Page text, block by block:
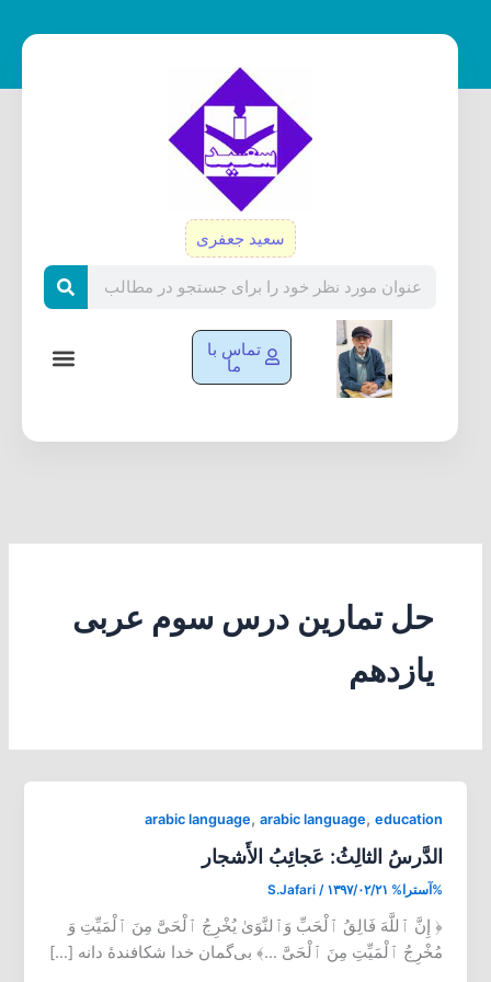
سعید جعفری
تماس با
ما
حل تمارین درس سوم عربی
یازدهم
arabic language, arabic language, education
الدَّرسُ الثالِثُ: عَجائِبُ الأَشجار
%آسترا% S.Jafari / ۱۳۹۷/۰۲/۲۱
﴿ إِنَّ ٱللَّهَ فَالِقُ ٱلْحَبِّ وَٱلنَّوَىٰ یُخْرِجُ ٱلْحَىَّ مِنَ ٱلْمَیِّتِ وَ
مُخْرِجُ ٱلْمَیِّتِ مِنَ ٱلْحَىَّ …﴾ بی‌گمان خدا شکافندۀ دانه […]